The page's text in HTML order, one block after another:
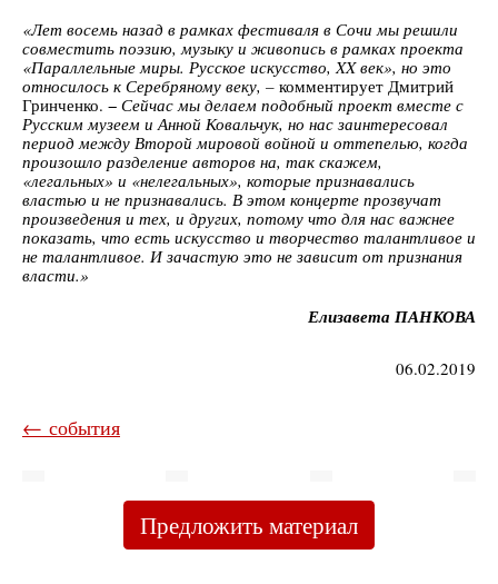
«Лет восемь назад в рамках фестиваля в Сочи мы решили
совместить поэзию, музыку и живопись в рамках проекта
«Параллельные миры. Русское искусство,XX век», но это
относилось к Серебряному веку, – комментирует Дмитрий
Гринченко. − Сейчас мы делаем подобный проект вместе с
Русским музеем и Анной Ковальчук, но нас заинтересовал
период между Второй мировой войной и оттепелью, когда
произошло разделение авторов на, так скажем,
«легальных» и «нелегальных», которые признавались
властью и не признавались. В этом концерте прозвучат
произведения и тех, и других, потому что для нас важнее
показать, что есть искусство и творчество талантливое и
не талантливое. И зачастую это не зависит от признания
власти.»
Елизавета ПАНКОВА
06.02.2019
← события
Предложить материал